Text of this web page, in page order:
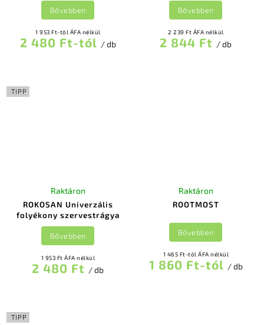
1 953 Ft-tól ÁFA nélkül
2 480 Ft-tól / db
Bővebben
2 239 Ft ÁFA nélkül
2 844 Ft / db
Bővebben
TIPP
ROKOSAN Univerzális
folyékony szervestrágya
Raktáron
1 953 Ft ÁFA nélkül
2 480 Ft / db
Bővebben
ROOTMOST
Raktáron
1 465 Ft-tól ÁFA nélkül
1 860 Ft-tól / db
Bővebben
TIPP